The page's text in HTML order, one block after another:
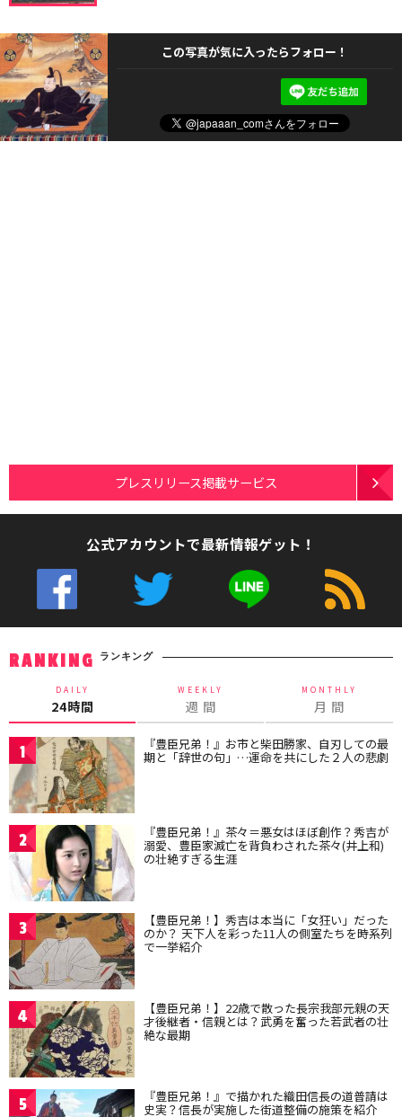
この写真が気に入ったらフォロー！
プレスリリース掲載サービス
公式アカウントで最新情報ゲット！
RANKING ランキング
DAILY
24時間
WEEKLY
週 間
MONTHLY
月 間
1 『豊臣兄弟！』お市と柴田勝家、自刃しての最
期と「辞世の句」…運命を共にした２人の悲劇
2 『豊臣兄弟！』茶々＝悪女はほぼ創作？秀吉が
溺愛、豊臣家滅亡を背負わされた茶々(井上和)
の壮絶すぎる生涯
3 【豊臣兄弟！】秀吉は本当に「女狂い」だった
のか？ 天下人を彩った11人の側室たちを時系列
で一挙紹介
4 【豊臣兄弟！】22歳で散った長宗我部元親の天
才後継者・信親とは？武勇を奮った若武者の壮
絶な最期
5 『豊臣兄弟！』で描かれた織田信長の道普請は
史実？信長が実施した街道整備の施策を紹介